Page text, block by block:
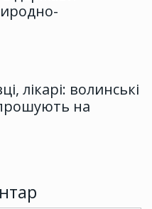
лікарі: волинські
на